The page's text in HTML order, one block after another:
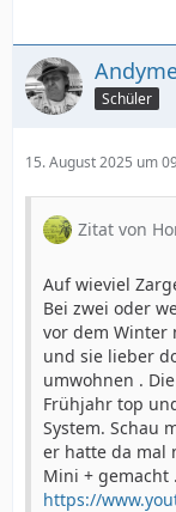
Schüler
15. August 2025 um
Zitat von
Auf wieviel
Bei zwei oder
vor dem Winter
und sie lieber
umwohnen .
Frühjahr top
System. Schau
er hatte da mal
Mini + gemacht
https://